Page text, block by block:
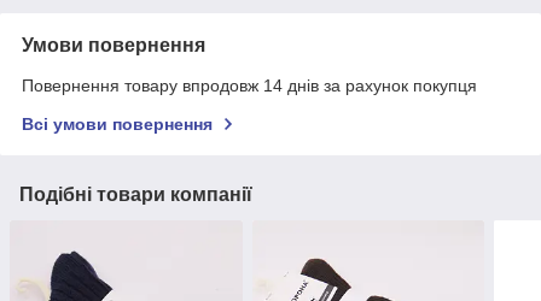
Умови повернення
Повернення товару впродовж 14 днів за рахунок покупця
Всі умови повернення
Подібні товари компанії